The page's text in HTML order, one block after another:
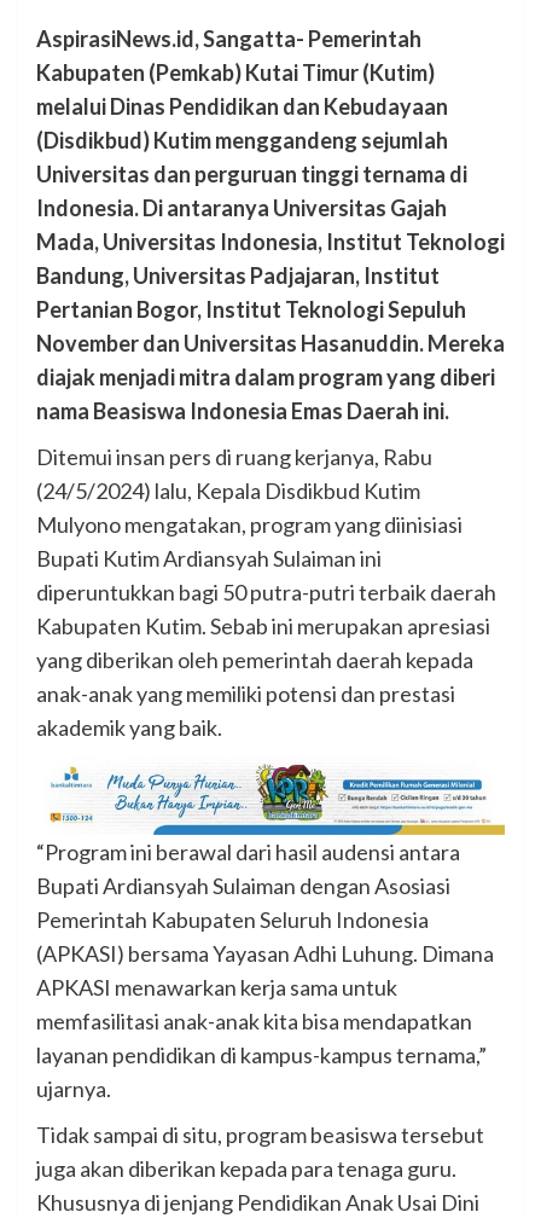
AspirasiNews.id, Sangatta- Pemerintah
Kabupaten (Pemkab) Kutai Timur (Kutim)
melalui Dinas Pendidikan dan Kebudayaan
(Disdikbud) Kutim menggandeng sejumlah
Universitas dan perguruan tinggi ternama di
Indonesia. Di antaranya Universitas Gajah
Mada, Universitas Indonesia, Institut Teknologi
Bandung, Universitas Padjajaran, Institut
Pertanian Bogor, Institut Teknologi Sepuluh
November dan Universitas Hasanuddin. Mereka
diajak menjadi mitra dalam program yang diberi
nama Beasiswa Indonesia Emas Daerah ini.
Ditemui insan pers di ruang kerjanya, Rabu
(24/5/2024) lalu, Kepala Disdikbud Kutim
Mulyono mengatakan, program yang diinisiasi
Bupati Kutim Ardiansyah Sulaiman ini
diperuntukkan bagi 50 putra-putri terbaik daerah
Kabupaten Kutim. Sebab ini merupakan apresiasi
yang diberikan oleh pemerintah daerah kepada
anak-anak yang memiliki potensi dan prestasi
akademik yang baik.
“Program ini berawal dari hasil audensi antara
Bupati Ardiansyah Sulaiman dengan Asosiasi
Pemerintah Kabupaten Seluruh Indonesia
(APKASI) bersama Yayasan Adhi Luhung. Dimana
APKASI menawarkan kerja sama untuk
memfasilitasi anak-anak kita bisa mendapatkan
layanan pendidikan di kampus-kampus ternama,”
ujarnya.
Tidak sampai di situ, program beasiswa tersebut
juga akan diberikan kepada para tenaga guru.
Khususnya di jenjang Pendidikan Anak Usai Dini